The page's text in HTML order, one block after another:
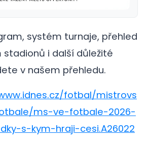
systém turnaje, přehled
stadionů i další důležité
v našem přehledu.
fotbal/mistrovs
ms-ve-fotbale-2026-
s-kym-hraji-cesi.A26022